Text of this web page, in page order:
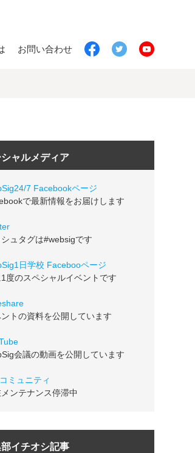
お問い合わせ
シャルメディア
7 Facebookページ
で最新情報をお届けします
ュタグは#websigです
日学校 Facebooページ
度のスペシャルイベントです
トの資料を公開しています
会議の動画を公開しています
ミュニティ
ンテナンス停滞中
イチオシ記事